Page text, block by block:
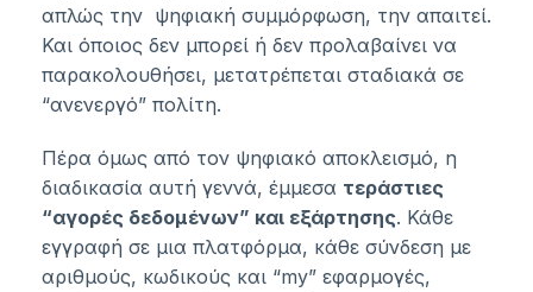
απλώς την ψηφιακή συμμόρφωση, την απαιτεί.
Και όποιος δεν μπορεί ή δεν προλαβαίνει να
παρακολουθήσει, μετατρέπεται σταδιακά σε
“ανενεργό” πολίτη.
Πέρα όμως από τον ψηφιακό αποκλεισμό, η
διαδικασία αυτή γεννά, έμμεσα τεράστιες
“αγορές δεδομένων” και εξάρτησης. Κάθε
εγγραφή σε μια πλατφόρμα, κάθε σύνδεση με
αριθμούς, κωδικούς και “my” εφαρμογές,